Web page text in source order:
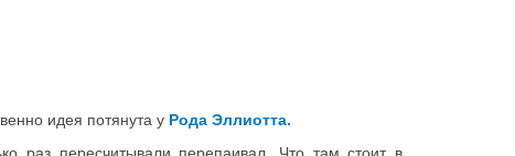
идея потянута у Рода Эллиотта.
раз пересчитывали перепаивал. Что там стоит в